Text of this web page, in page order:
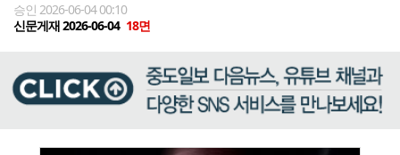
승인 2026-06-04 00:10
신문게재 2026-06-04 18면